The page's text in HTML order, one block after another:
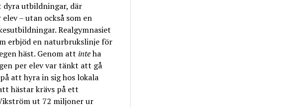
utbildningar, där
– utan också som en
Realgymnasiet
erbjöd en naturbrukslinje för
häst. Genom att inteha
per elev var tänkt att gå
att hyra in sig hos lokala
hästar krävs på ett
ut 72 miljoner ur